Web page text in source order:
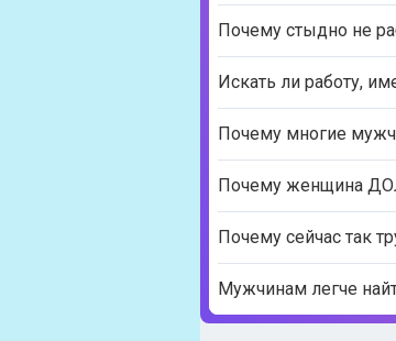
Почему стыдно не
Искать ли работу,
Почему многие
Почему женщина
Почему сейчас так
Мужчинам легче